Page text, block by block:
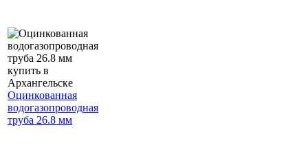
Оцинкованная
водогазопроводная
труба 26.8 мм